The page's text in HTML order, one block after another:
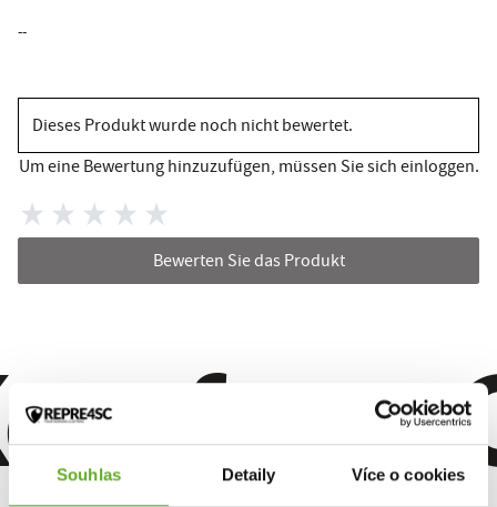
Souhlas Detaily Více o cookies
--
Dieses Produkt wurde noch nicht bewertet.
Um eine Bewertung hinzuzufügen, müssen Sie sich einloggen.
Bewerten Sie das Produkt